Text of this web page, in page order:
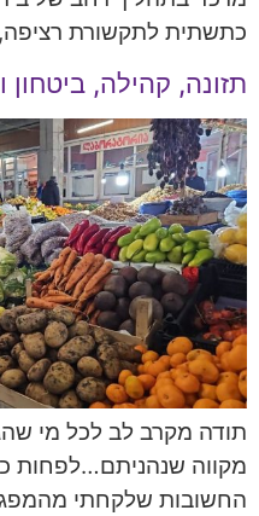
כתשתית לתקשורת
תזונה, קהילה, ביטחון
תודה מקרב לב לכל מי
מקווה שנהניתם…לפחות
החשובות שלקחתי